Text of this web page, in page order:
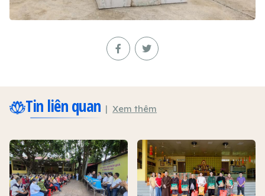
Tin liên quan Xem thêm